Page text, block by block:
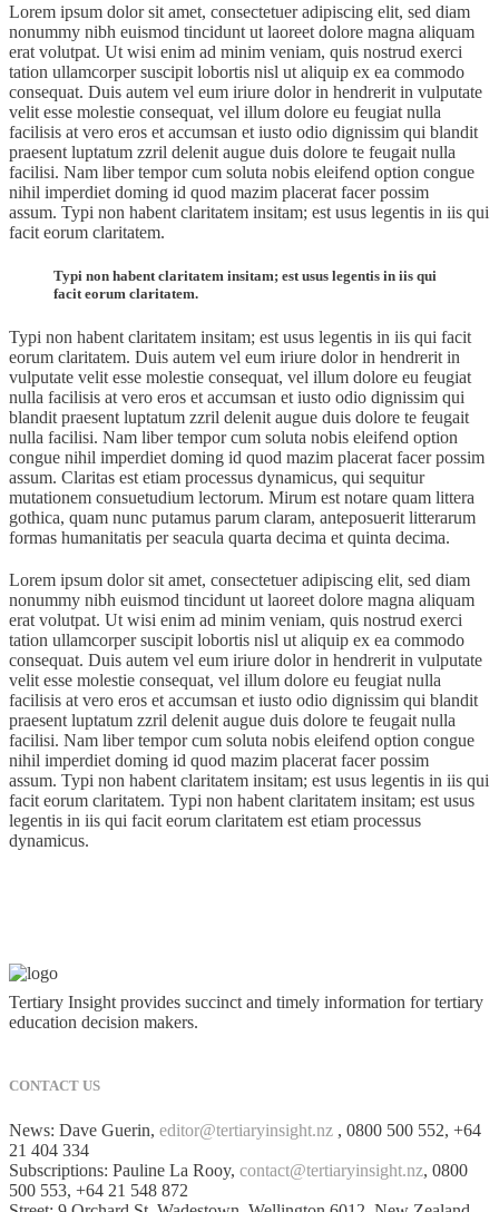
Lorem ipsum dolor sit amet, consectetuer adipiscing elit, sed diam
nonummy nibh euismod tincidunt ut laoreet dolore magna aliquam
erat volutpat. Ut wisi enim ad minim veniam, quis nostrud exerci
tation ullamcorper suscipit lobortis nisl ut aliquip ex ea commodo
consequat. Duis autem vel eum iriure dolor in hendrerit in vulputate
velit esse molestie consequat, vel illum dolore eu feugiat nulla
facilisis at vero eros et accumsan et iusto odio dignissim qui blandit
praesent luptatum zzril delenit augue duis dolore te feugait nulla
facilisi. Nam liber tempor cum soluta nobis eleifend option congue
nihil imperdiet doming id quod mazim placerat facer possim
assum. Typi non habent claritatem insitam; est usus legentis in iis qui
facit eorum claritatem.
Typi non habent claritatem insitam; est usus legentis in iis qui
facit eorum claritatem.
Typi non habent claritatem insitam; est usus legentis in iis qui facit
eorum claritatem. Duis autem vel eum iriure dolor in hendrerit in
vulputate velit esse molestie consequat, vel illum dolore eu feugiat
nulla facilisis at vero eros et accumsan et iusto odio dignissim qui
blandit praesent luptatum zzril delenit augue duis dolore te feugait
nulla facilisi. Nam liber tempor cum soluta nobis eleifend option
congue nihil imperdiet doming id quod mazim placerat facer possim
assum. Claritas est etiam processus dynamicus, qui sequitur
mutationem consuetudium lectorum. Mirum est notare quam littera
gothica, quam nunc putamus parum claram, anteposuerit litterarum
formas humanitatis per seacula quarta decima et quinta decima.
Lorem ipsum dolor sit amet, consectetuer adipiscing elit, sed diam
nonummy nibh euismod tincidunt ut laoreet dolore magna aliquam
erat volutpat. Ut wisi enim ad minim veniam, quis nostrud exerci
tation ullamcorper suscipit lobortis nisl ut aliquip ex ea commodo
consequat. Duis autem vel eum iriure dolor in hendrerit in vulputate
velit esse molestie consequat, vel illum dolore eu feugiat nulla
facilisis at vero eros et accumsan et iusto odio dignissim qui blandit
praesent luptatum zzril delenit augue duis dolore te feugait nulla
facilisi. Nam liber tempor cum soluta nobis eleifend option congue
nihil imperdiet doming id quod mazim placerat facer possim
assum. Typi non habent claritatem insitam; est usus legentis in iis qui
facit eorum claritatem. Typi non habent claritatem insitam; est usus
legentis in iis qui facit eorum claritatem est etiam processus
dynamicus.
Tertiary Insight provides succinct and timely information for tertiary
education decision makers.
CONTACT US
News: Dave Guerin, editor@tertiaryinsight.nz , 0800 500 552, +64
21 404 334
Subscriptions: Pauline La Rooy, contact@tertiaryinsight.nz, 0800
500 553, +64 21 548 872